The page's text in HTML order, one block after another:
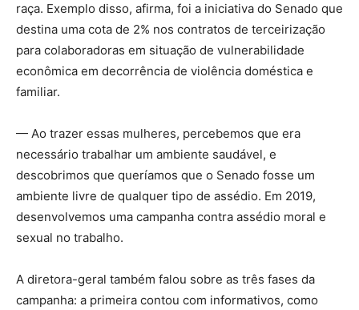
raça. Exemplo disso, afirma, foi a iniciativa do Senado que
destina uma cota de 2% nos contratos de terceirização
para colaboradoras em situação de vulnerabilidade
econômica em decorrência de violência doméstica e
familiar.
— Ao trazer essas mulheres, percebemos que era
necessário trabalhar um ambiente saudável, e
descobrimos que queríamos que o Senado fosse um
ambiente livre de qualquer tipo de assédio. Em 2019,
desenvolvemos uma campanha contra assédio moral e
sexual no trabalho.
A diretora-geral também falou sobre as três fases da
campanha: a primeira contou com informativos, como